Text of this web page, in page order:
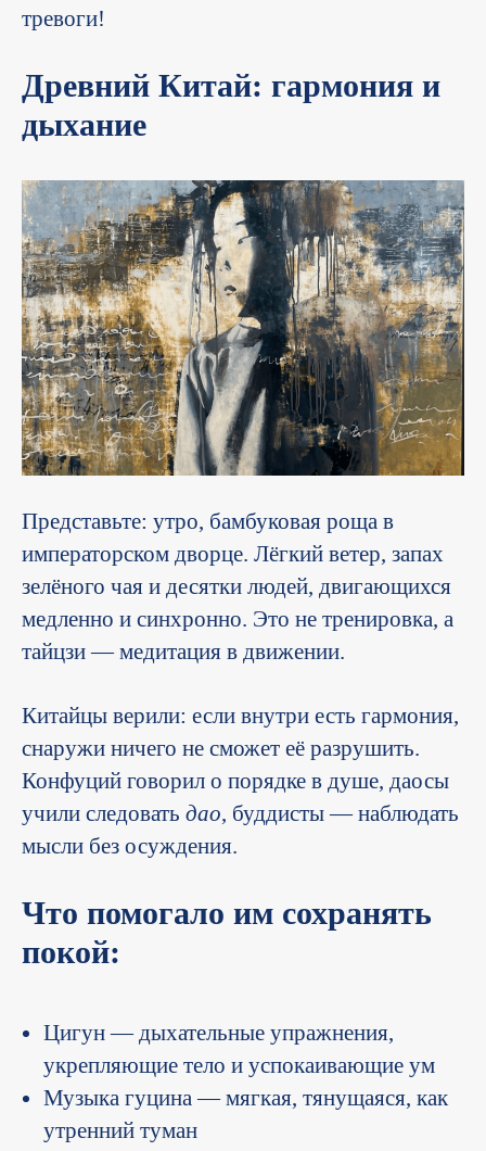
тревоги!
Древний Китай: гармония и
дыхание
Представьте: утро, бамбуковая роща в
императорском дворце. Лёгкий ветер, запах
зелёного чая и десятки людей, двигающихся
медленно и синхронно. Это не тренировка, а
тайцзи — медитация в движении.
Китайцы верили: если внутри есть гармония,
снаружи ничего не сможет её разрушить.
Конфуций говорил о порядке в душе, даосы
учили следовать дао, буддисты — наблюдать
мысли без осуждения.
Что помогало им сохранять
покой:
Цигун — дыхательные упражнения,
укрепляющие тело и успокаивающие ум
Музыка гуцина — мягкая, тянущаяся, как
утренний туман